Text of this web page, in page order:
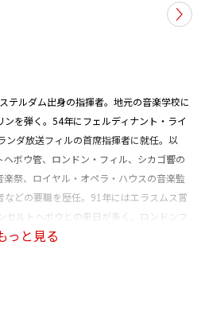
テルダム出身の指揮者。地元の音楽学校に
を弾く。54年にフェルディナント・ライ
ンダ放送フィルの首席指揮者に就任。以
ボウ管、ロンドン・フィル、シカゴ響の
祭、ロイヤル・オペラ・ハウスの音楽監
どの要職を歴任。91年にはエラスムス賞
セルトヘボウとの来日が多く、ロンドンフ
フィル、シカゴ響、ロンドン響などとも
っと見る